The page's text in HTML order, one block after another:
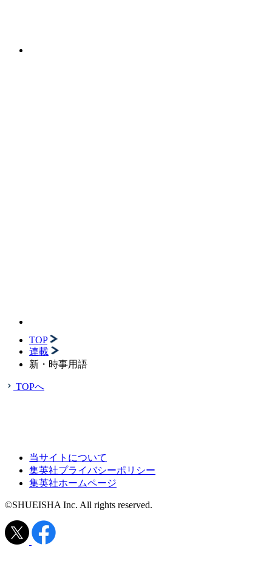
TOP
連載
新・時事用語
TOPへ
当サイトについて
集英社プライバシーポリシー
集英社ホームページ
©SHUEISHA Inc. All rights reserved.